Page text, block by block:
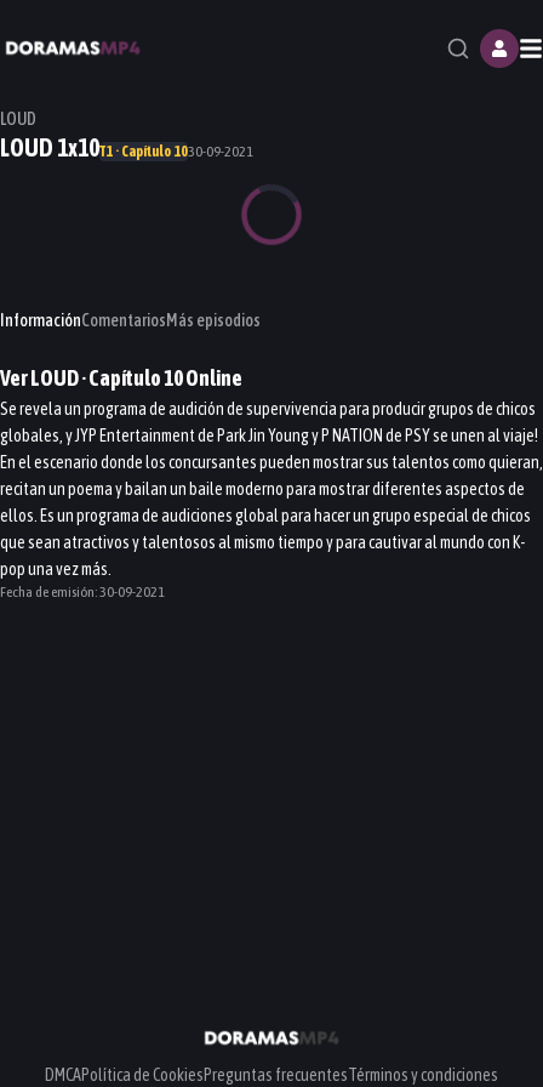
LOUD
LOUD 1x10T1 · Capítulo 1030-09-2021
InformaciónComentariosMás episodios
VerLOUD· Capítulo10Online
Se revela un programa de audición de supervivencia para producir grupos de chicos
globales, y JYP Entertainment de Park Jin Young y P NATION de PSY se unen al viaje!
En el escenario donde los concursantes pueden mostrar sus talentos como quieran,
recitan un poema y bailan un baile moderno para mostrar diferentes aspectos de
ellos. Es un programa de audiciones global para hacer un grupo especial de chicos
que sean atractivos y talentosos al mismo tiempo y para cautivar al mundo con K-
pop una vez más.
Fecha de emisión:30-09-2021
DMCAPolítica de CookiesPreguntas frecuentesTérminos y condiciones